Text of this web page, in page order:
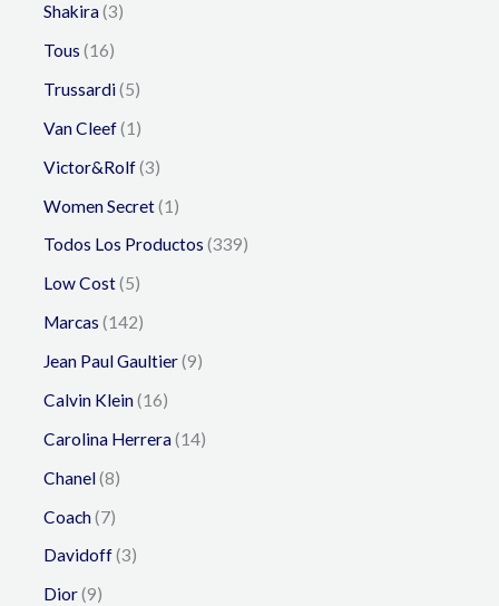
Shakira 3
Tous 16
Trussardi 5
Van Cleef 1
Victor&Rolf 3
Women Secret 1
Todos Los Productos 339
Low Cost 5
Marcas 142
Jean Paul Gaultier 9
Calvin Klein 16
Carolina Herrera 14
Chanel 8
Coach 7
Davidoff 3
Dior 9